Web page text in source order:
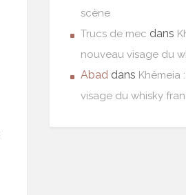
scène
Trucs de mec dans
nouveau visage du
Abad dans Khêmeia
visage du whisky